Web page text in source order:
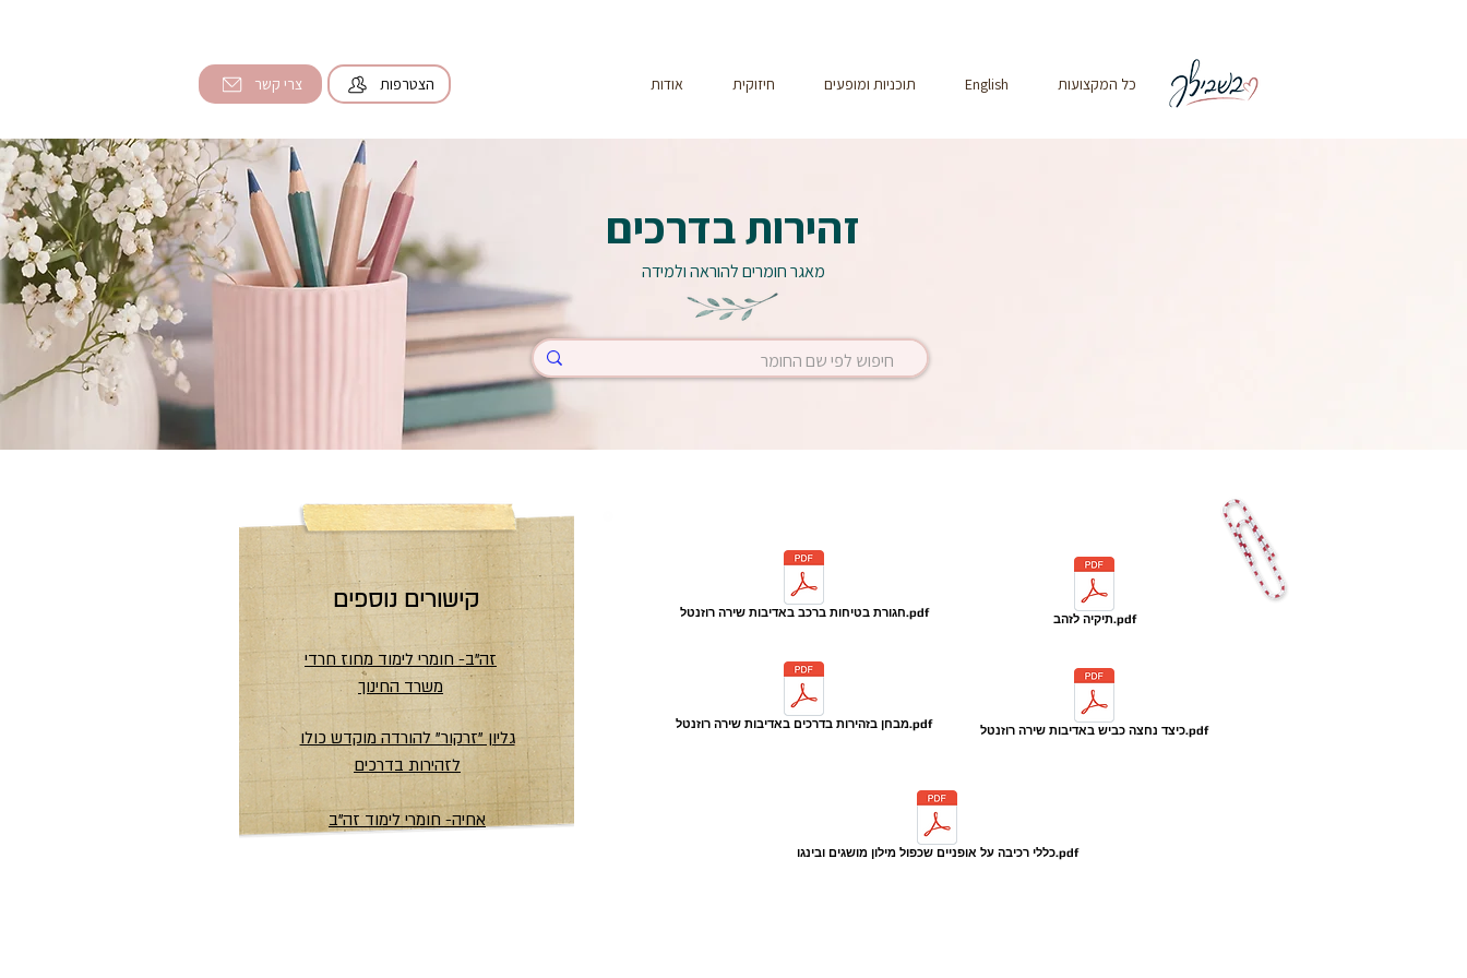
צרי קשר הצטרפות כל המקצועות English תוכניות ומופעים חיזוקית אודות
זהירות בדרכים
מאגר חומרים להוראה ולמידה
קישורים נוספים
זה"ב- חומרי לימוד מחוז חרדי
משרד החינוך
גליון "זרקור" להורדה מוקדש כולו
לזהירות בדרכים
אחיה- חומרי לימוד זה"ב
חגורת בטיחות ברכב באדיבות שירה רוזנטל.pdf
מבחן בזהירות בדרכים באדיבות שירה רוזנטל.pdf
תיקיה לזהב.pdf
כיצד נחצה כביש באדיבות שירה רוזנטל.pdf
כללי רכיבה על אופניים שכפול מילון מושגים ובינגו.pdf